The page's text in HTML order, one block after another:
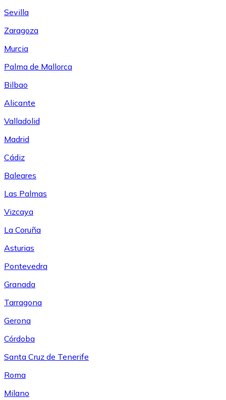
Sevilla
Zaragoza
Murcia
Palma de Mallorca
Bilbao
Alicante
Valladolid
Madrid
Cádiz
Baleares
Las Palmas
Vizcaya
La Coruña
Asturias
Pontevedra
Granada
Tarragona
Gerona
Córdoba
Santa Cruz de Tenerife
Roma
Milano